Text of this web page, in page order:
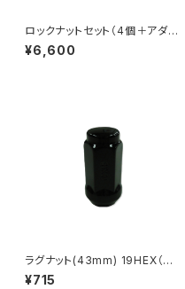
ロックナットセット（4個＋アダプ
ター）12ｘ1.5、1/2RH、14ｘ1.5
¥6,600
ラグナット(43mm) 19HEX（ブ
ラック）
¥715